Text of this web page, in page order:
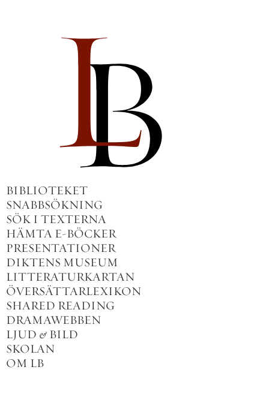
BIBLIOTEKET
SNABBSÖKNING
SÖK I TEXTERNA
HÄMTA E-BÖCKER
PRESENTATIONER
DIKTENS MUSEUM
LITTERATURKARTAN
ÖVERSÄTTARLEXIKON
SHARED READING
DRAMAWEBBEN
LJUD & BILD
SKOLAN
OM LB